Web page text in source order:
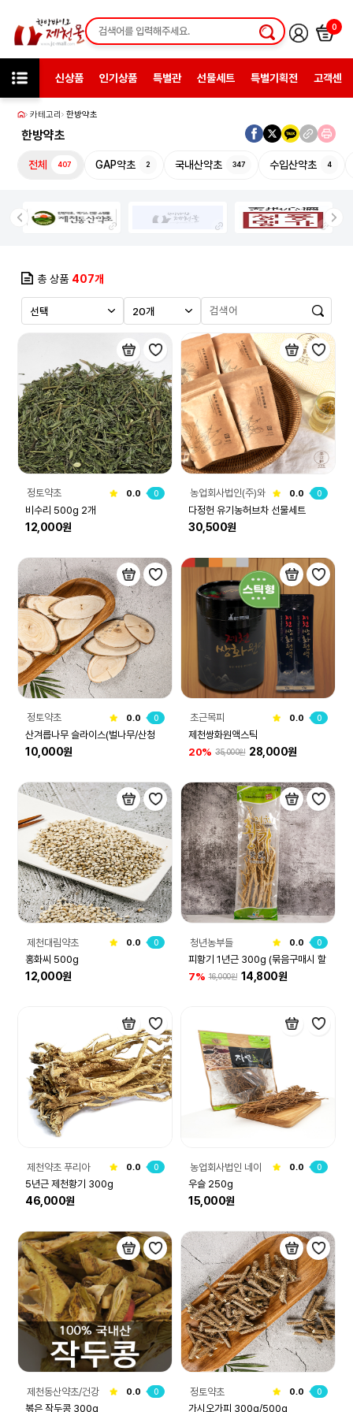
0
신상품 인기상품 특별관 선물세트 특별기획전 고객센터
카테고리 한방약초
한방약초
전체 407 GAP약초 2 국내산약초 347 수입산약초 4
총 상품 407개
정토약초 0.0 0
비수리 500g 2개
12,000원
농업회사법인(주)와
이케이컴퍼니
0.0 0
다정헌 유기농허브차 선물세트
30,500원
정토약초 0.0 0
산겨릅나무 슬라이스(벌나무/산청
목) 600g
10,000원
초근목피 0.0 0
제천쌍화원액스틱
20% 35,000원 28,000원
제천대림약초 0.0 0
홍화씨 500g
12,000원
청년농부들 0.0 0
피황기 1년근 300g (묶음구매시 할
인)
7% 16,000원 14,800원
제천약초 푸리아 0.0 0
5년근 제천황기 300g
46,000원
농업회사법인 네이
처그린(주)
0.0 0
우슬 250g
15,000원
제천동산약초/건강
원
0.0 0
볶은 작두콩 300g
정토약초 0.0 0
가시오가피 300g/500g